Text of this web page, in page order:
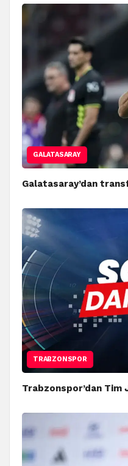
GALATASARAY
Galatasaray’dan
TRABZONSPOR
Trabzonspor’dan